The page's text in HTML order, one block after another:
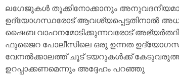
ലഗേജുകൾ തൂക്കിനോക്കാനും
ഉദ്യോഗസ്ഥരോട് ആവശ്യപ്പെട്ടതിനാൽ
ഷൈബ വാഹനമോടിക്കുന്നവരോട്
ഫുജൈറ പോലീസിലെ ഒരു ഉന്നത
വേനൽക്കാലത്ത് ചൂട് ടയറുകൾക്ക്
ഉറപ്പാക്കണമെന്നും അദ്ദേഹം പറഞ്ഞു